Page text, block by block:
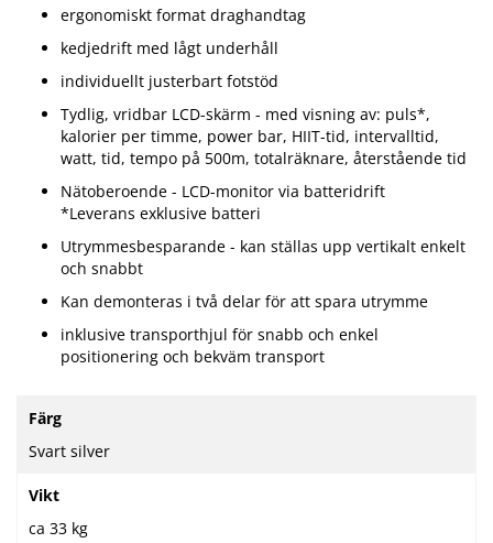
ergonomiskt format draghandtag
kedjedrift med lågt underhåll
individuellt justerbart fotstöd
Tydlig, vridbar LCD-skärm - med visning av: puls*,
kalorier per timme, power bar, HIIT-tid, intervalltid,
watt, tid, tempo på 500m, totalräknare, återstående tid
Nätoberoende - LCD-monitor via batteridrift
*Leverans exklusive batteri
Utrymmesbesparande - kan ställas upp vertikalt enkelt
och snabbt
Kan demonteras i två delar för att spara utrymme
inklusive transporthjul för snabb och enkel
positionering och bekväm transport
information
Färg
Svart silver
Vikt
ca 33 kg